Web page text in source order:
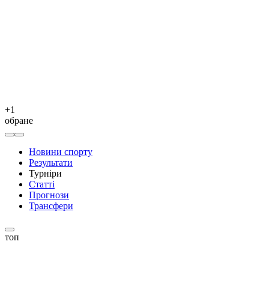
+1
обране
Новини спорту
Результати
Турніри
Статті
Прогнози
Трансфери
топ